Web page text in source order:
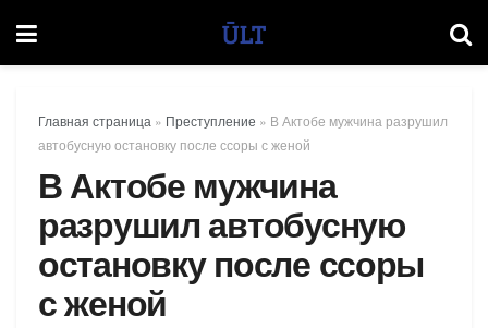
Главная страница » Преступление » В Актобе мужчина разрушил
автобусную остановку после ссоры с женой
В Актобе мужчина
разрушил автобусную
остановку после ссоры
с женой